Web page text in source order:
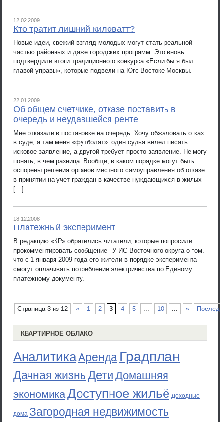
12.02.2009
Кто тратит лишний киловатт?
Новые идеи, свежий взгляд молодых могут стать реальной
частью районных и даже городских программ. Это вновь
подтвердили итоги традиционного конкурса «Если бы я был
главой управы», которые подвели на Юго-Востоке Москвы.
22.01.2009
Об общем счетчике, отказе поставить в
очередь и неудавшейся ренте
Мне отказали в постановке на очередь. Хочу обжаловать отказ
в суде, а там меня «футболят»: один судья велел писать
исковое заявление, а другой требует просто заявление. Не могу
понять, в чем разница. Вообще, в каком порядке могут быть
оспорены решения органов местного самоуправления об отказе
в принятии на учет граждан в качестве нуждающихся в жилых
[…]
18.12.2008
Платежный эксперимент
В редакцию «КР» обратились читатели, которые попросили
прокомментировать сообщение ГУ ИС Восточного округа о том,
что с 1 января 2009 года его жители в порядке эксперимента
смогут оплачивать потребление электричества по Единому
платежному документу.
Страница 3 из 12 « 1 2 3 4 5 ... 10 ... »
КВАРТИРНОЕ ОБЛАКО
АналитикаАренда Градплан
Дачная жизньДети Домашняя
экономикаДоступное жильё Доходные
дома Загородная недвижимость